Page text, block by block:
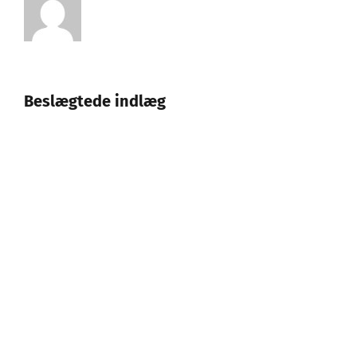
Beslægtede indlæg